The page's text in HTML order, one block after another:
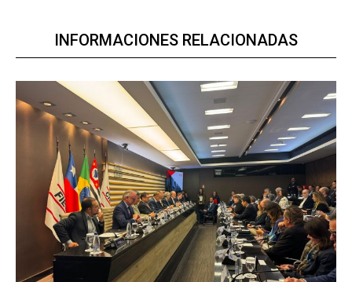
INFORMACIONES RELACIONADAS